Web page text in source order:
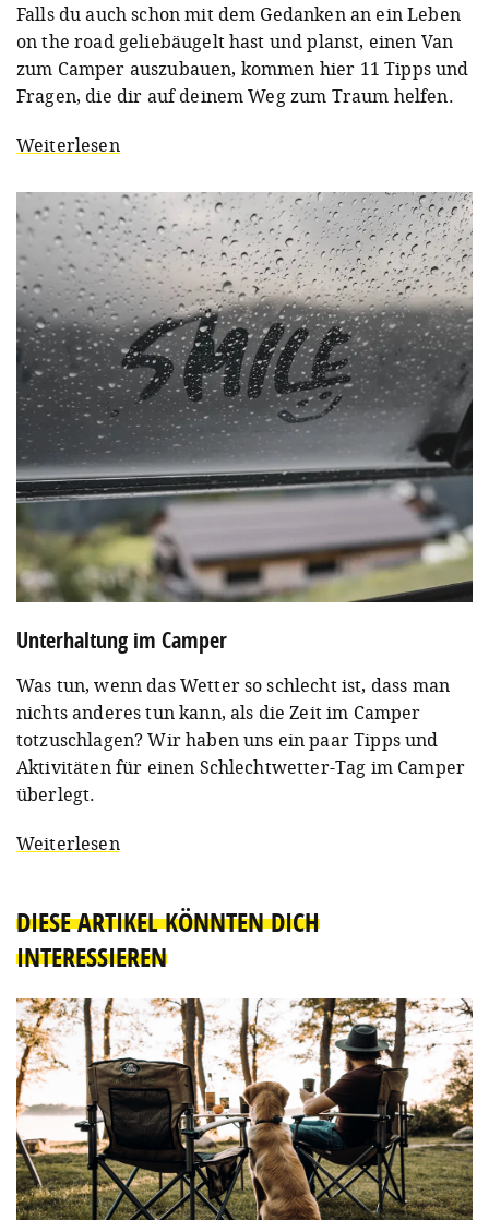
Falls du auch schon mit dem Gedanken an ein Leben
on the road geliebäugelt hast und planst, einen Van
zum Camper auszubauen, kommen hier 11 Tipps und
Fragen, die dir auf deinem Weg zum Traum helfen.
Weiterlesen
Unterhaltung im Camper
Was tun, wenn das Wetter so schlecht ist, dass man
nichts anderes tun kann, als die Zeit im Camper
totzuschlagen? Wir haben uns ein paar Tipps und
Aktivitäten für einen Schlechtwetter-Tag im Camper
überlegt.
Weiterlesen
DIESE ARTIKEL KÖNNTEN DICH
INTERESSIEREN